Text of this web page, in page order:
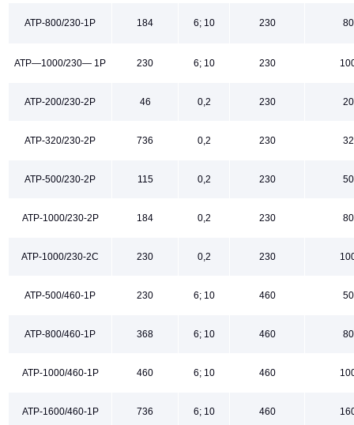
АТР-800/230-1Р 184 6; 10 230
АТР—1000/230— 1Р 230 6; 10 230
АТР-200/230-2Р 46 0,2 230
АТР-320/230-2Р 736 0,2 230
АТР-500/230-2Р 115 0,2 230
АТР-1000/230-2Р 184 0,2 230
АТР-1000/230-2С 230 0,2 230
АТР-500/460-1Р 230 6; 10 460
АТР-800/460-1Р 368 6; 10 460
АТР-1000/460-1Р 460 6; 10 460
АТР-1600/460-1Р 736 6; 10 460